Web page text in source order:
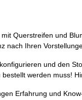
Querstreifen und
nach Ihren
und den
werden muss!
Erfahrung und